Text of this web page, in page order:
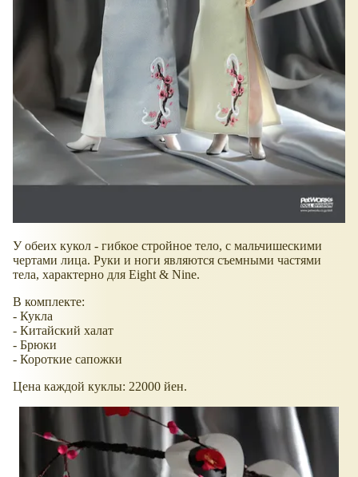
У обеих кукол - гибкое стройное тело, с мальчишескими
чертами лица. Руки и ноги являются съемными частями
тела, характерно для Eight & Nine.
В комплекте:
- Кукла
- Китайский халат
- Брюки
- Короткие сапожки
Цена каждой куклы: 22000 йен.